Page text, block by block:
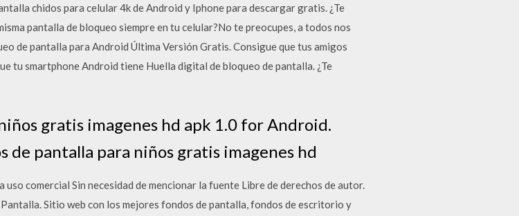
chidos para celular 4k de Android y Iphone para descargar gratis. ¿Te
pantalla de bloqueo siempre en tu celular?No te preocupes, a todos nos
de pantalla para Android Última Versión Gratis. Consigue que tus amigos
tu smartphone Android tiene Huella digital de bloqueo de pantalla. ¿Te
gratis imagenes hd apk 1.0 for Android.
de pantalla para niños gratis imagenes hd
comercial Sin necesidad de mencionar la fuente Libre de derechos de autor.
Sitio web con los mejores fondos de pantalla, fondos de escritorio y